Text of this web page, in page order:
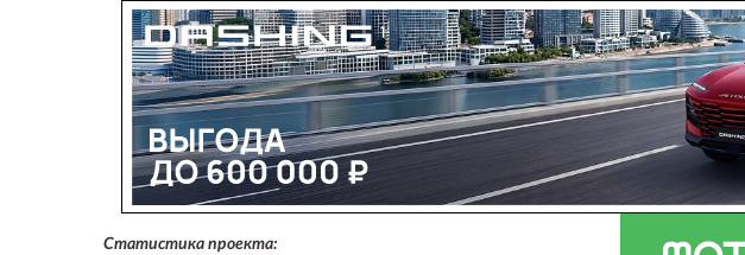
Статистика проекта: